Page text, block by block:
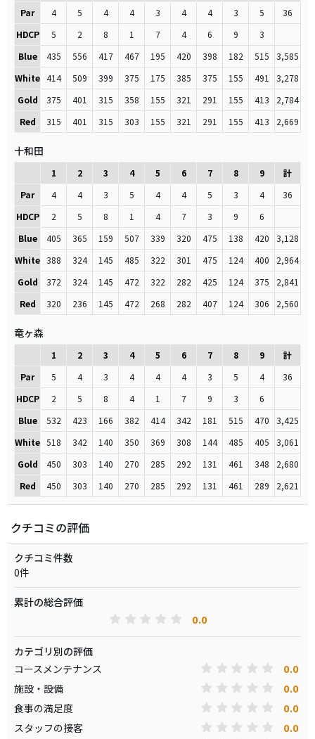
Par
4 5 4 4 3 4 4 3 5
36
HDCP
5 2 8 1 7 4 6 9
3
Blue
435 556 417 467 195 420 398 182 515
3,585
White 414 509 399 375 175 385 375 155 491
3,278
Gold
375 401 315 358 155 321 291 155 413
2,784
Red
315 401 315 303 155 321 291 155 413 2,669
十和田
1 2 3 4 5 6 7 8 9
計
Par
4 4 3 5 4 4 5 3 4
36
HDCP
2 5 8 1 4 7 3 9
6
Blue
405 365 159 507 339 320 475 138 420
3,128
White 388 324 145 485 322 301 475 124 400
2,964
Gold
372 324 145 472 322 282 425 124 375
2,841
Red
320 236 145 472 268 282 407 124 306 2,560
竜ヶ森
1 2 3 4 5 6 7 8 9
計
Par
5 4 3 4 4 4 3 5 4
36
HDCP
2 5 8 4 1 7 9 3
6
Blue
532 423 166 382 414 342 181 515 470
3,425
White 518 342 140 350 369 308 144 485 405
3,061
Gold
450 303 140 270 285 292 131 461 348
2,680
Red
450 303 140 270 285 292 131 461 289 2,621
クチコミの評価
クチコミ件数
0件
累計の総合評価
0.0
カテゴリ別の評価
コースメンテナンス
0.0
施設・設備 0.0
食事の満足度 0.0
スタッフの接客 0.0